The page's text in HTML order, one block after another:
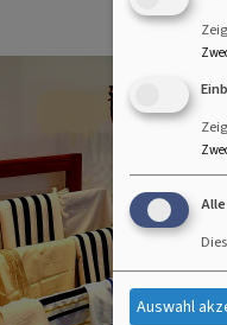
Auswahl